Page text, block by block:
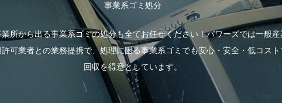
事業系ゴミ処分
所から出る事業系ゴミの処分も全てお任せください！パワーズでは一般
可業者との業務提携で、処理に困る事業系ゴミでも安心・安全・低コス
回収を得意としています。